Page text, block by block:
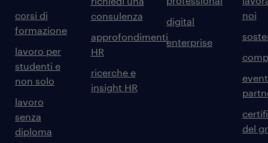
corsi di
formazione
lavoro per
studenti e
non solo
lavoro
senza
diploma
consulenza
approfondimenti
HR
ricerche e
insight HR
digital
enterprise
noi
del